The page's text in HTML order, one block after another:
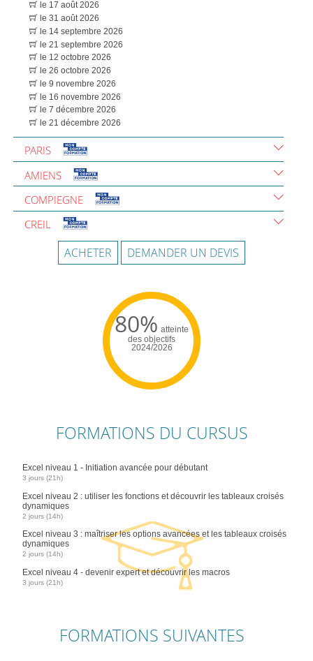
le 17 août 2026
le 31 août 2026
le 14 septembre 2026
le 21 septembre 2026
le 12 octobre 2026
le 26 octobre 2026
le 9 novembre 2026
le 16 novembre 2026
le 7 décembre 2026
le 21 décembre 2026
PARIS
AMIENS
COMPIEGNE
CREIL
ACHETER DEMANDER UN DEVIS
80% atteinte
des objectifs
2024/2026
FORMATIONS DU CURSUS
Excel niveau 1 - Initiation avancée pour débutant
3 jours (21h)
Excel niveau 2 : utiliser les fonctions et découvrir les tableaux croisés
dynamiques
2 jours (14h)
Excel niveau 3 : maîtriser les options avancées et les tableaux croisés
dynamiques
2 jours (14h)
Excel niveau 4 - devenir expert et découvrir les macros
3 jours (21h)
FORMATIONS SUIVANTES